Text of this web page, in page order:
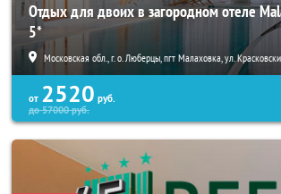
Отдых для двоих в загородном отеле
5*
Московская обл., г. о. Люберцы, пгт Малаховка, ул.
от 2520 руб.
до57000руб.